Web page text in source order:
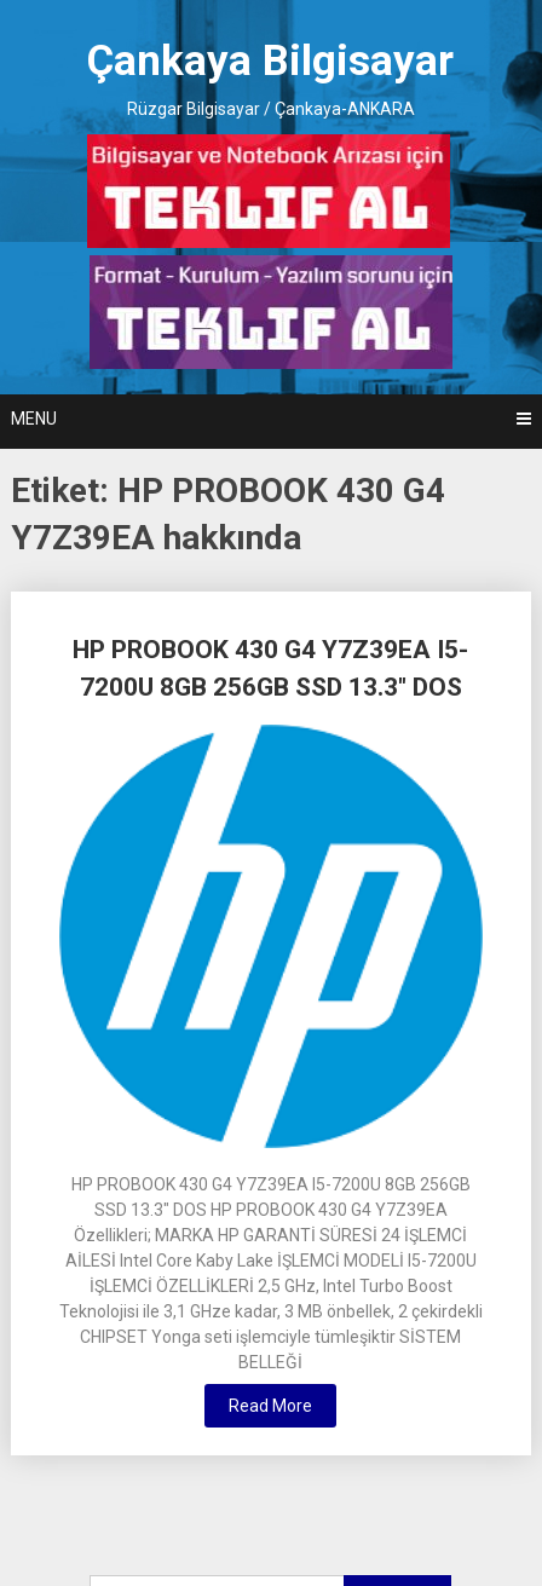
Çankaya Bilgisayar
Rüzgar Bilgisayar / Çankaya-ANKARA
MENU
Etiket: HP PROBOOK 430 G4
Y7Z39EA hakkında
HP PROBOOK 430 G4 Y7Z39EA I5-
7200U 8GB 256GB SSD 13.3″ DOS
HP PROBOOK 430 G4 Y7Z39EA I5-7200U 8GB 256GB
SSD 13.3″ DOS HP PROBOOK 430 G4 Y7Z39EA
Özellikleri; MARKA HP GARANTİ SÜRESİ 24 İŞLEMCİ
AİLESİ Intel Core Kaby Lake İŞLEMCİ MODELİ I5-7200U
İŞLEMCİ ÖZELLİKLERİ 2,5 GHz, Intel Turbo Boost
Teknolojisi ile 3,1 GHze kadar, 3 MB önbellek, 2 çekirdekli
CHIPSET Yonga seti işlemciyle tümleşiktir SİSTEM
BELLEĞİ
Read More
navigation